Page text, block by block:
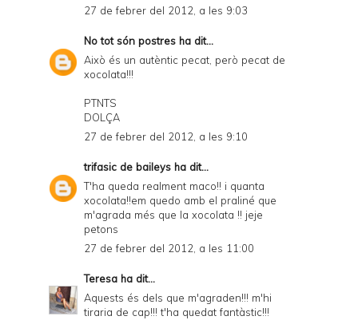
27 de febrer del 2012, a les 9:03
No tot són postres ha dit...
Això és un autèntic pecat, però pecat de
xocolata!!!
PTNTS
DOLÇA
27 de febrer del 2012, a les 9:10
trifasic de baileys ha dit...
T'ha queda realment maco!! i quanta
xocolata!!em quedo amb el praliné que
m'agrada més que la xocolata !! jeje
petons
27 de febrer del 2012, a les 11:00
Teresa ha dit...
Aquests és dels que m'agraden!!! m'hi
tiraria de cap!!! t'ha quedat fantàstic!!!